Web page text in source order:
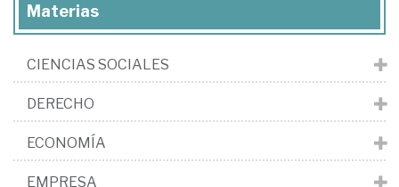
Materias
CIENCIAS SOCIALES
DERECHO
ECONOMÍA
EMPRESA